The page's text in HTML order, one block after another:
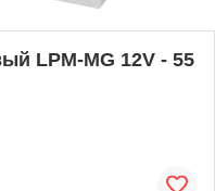
LPM-MG 12V - 55